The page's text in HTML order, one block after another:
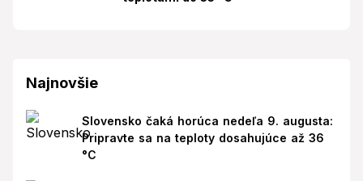
Najnovšie
Slovensko čaká horúca nedeľa 9. augusta:
Pripravte sa na teploty dosahujúce až 36
°C